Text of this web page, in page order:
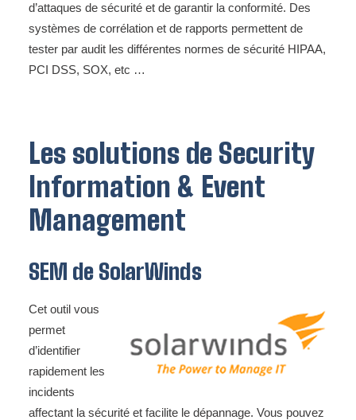
d’attaques de sécurité et de garantir la conformité. Des
systèmes de corrélation et de rapports permettent de
tester par audit les différentes normes de sécurité HIPAA,
PCI DSS, SOX, etc …
Les solutions de Security
Information & Event
Management
SEM de SolarWinds
Cet outil vous
permet
d’identifier
rapidement les
incidents
affectant la sécurité et facilite le dépannage. Vous pouvez